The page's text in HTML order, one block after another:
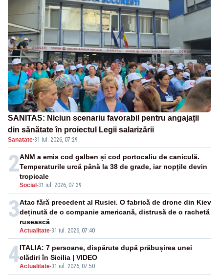
SANITAS: Niciun scenariu favorabil pentru angajații
din sănătate în proiectul Legii salarizării
Sanatate·31 iul. 2026, 07:29
2
Social-31 iul. 2026, 07:39
ANM a emis cod galben și cod portocaliu de caniculă.
Temperaturile urcă până la 38 de grade, iar nopțile devin
tropicale
3
Actualitate-31 iul. 2026, 07:40
Atac fără precedent al Rusiei. O fabrică de drone din Kiev
deținută de o companie americană, distrusă de o rachetă
rusească
4Actualitate-31 iul. 2026, 07:50
ITALIA: 7 persoane, dispărute după prăbușirea unei
clădiri în Sicilia | VIDEO